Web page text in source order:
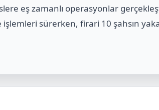
eş zamanlı operasyonlar
sürerken, firari 10 şahsın